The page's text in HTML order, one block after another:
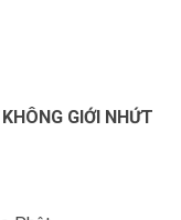
GIỚI NHỨT